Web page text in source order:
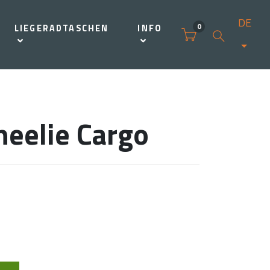
LIEGERADTASCHEN INFO 0 DE
Cargo